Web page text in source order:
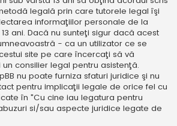
legală prin care tutorele legal îşi
informaţiilor personale de la
ani. Dacă nu sunteţi sigur dacă acest
- ca un utilizator ce se
site pe care încercaţi să vă
consilier legal pentru asistenţă.
nu poate furniza sfaturi juridice şi nu
pentru implicaţii legale de orice fel cu
în "Cu cine iau legatura pentru
si/sau aspecte juridice legate de